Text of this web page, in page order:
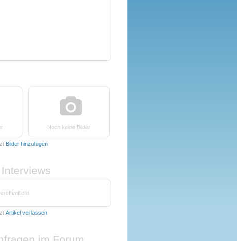
Noch keine Bilder
Bilder hinzufügen
Artikel verfassen